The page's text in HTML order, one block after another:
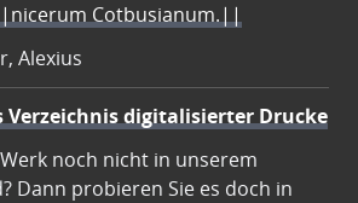
Cotbusianum.||
Alexius
Verzeichnis digitalisierter Drucke
noch nicht in unserem
Dann probieren Sie es doch in